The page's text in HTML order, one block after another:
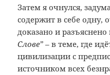
Затем я очнулся,
содержит в себе одну,
доказано и разъяснено
Слове” – в теме, где
цивилизации с
источником всех